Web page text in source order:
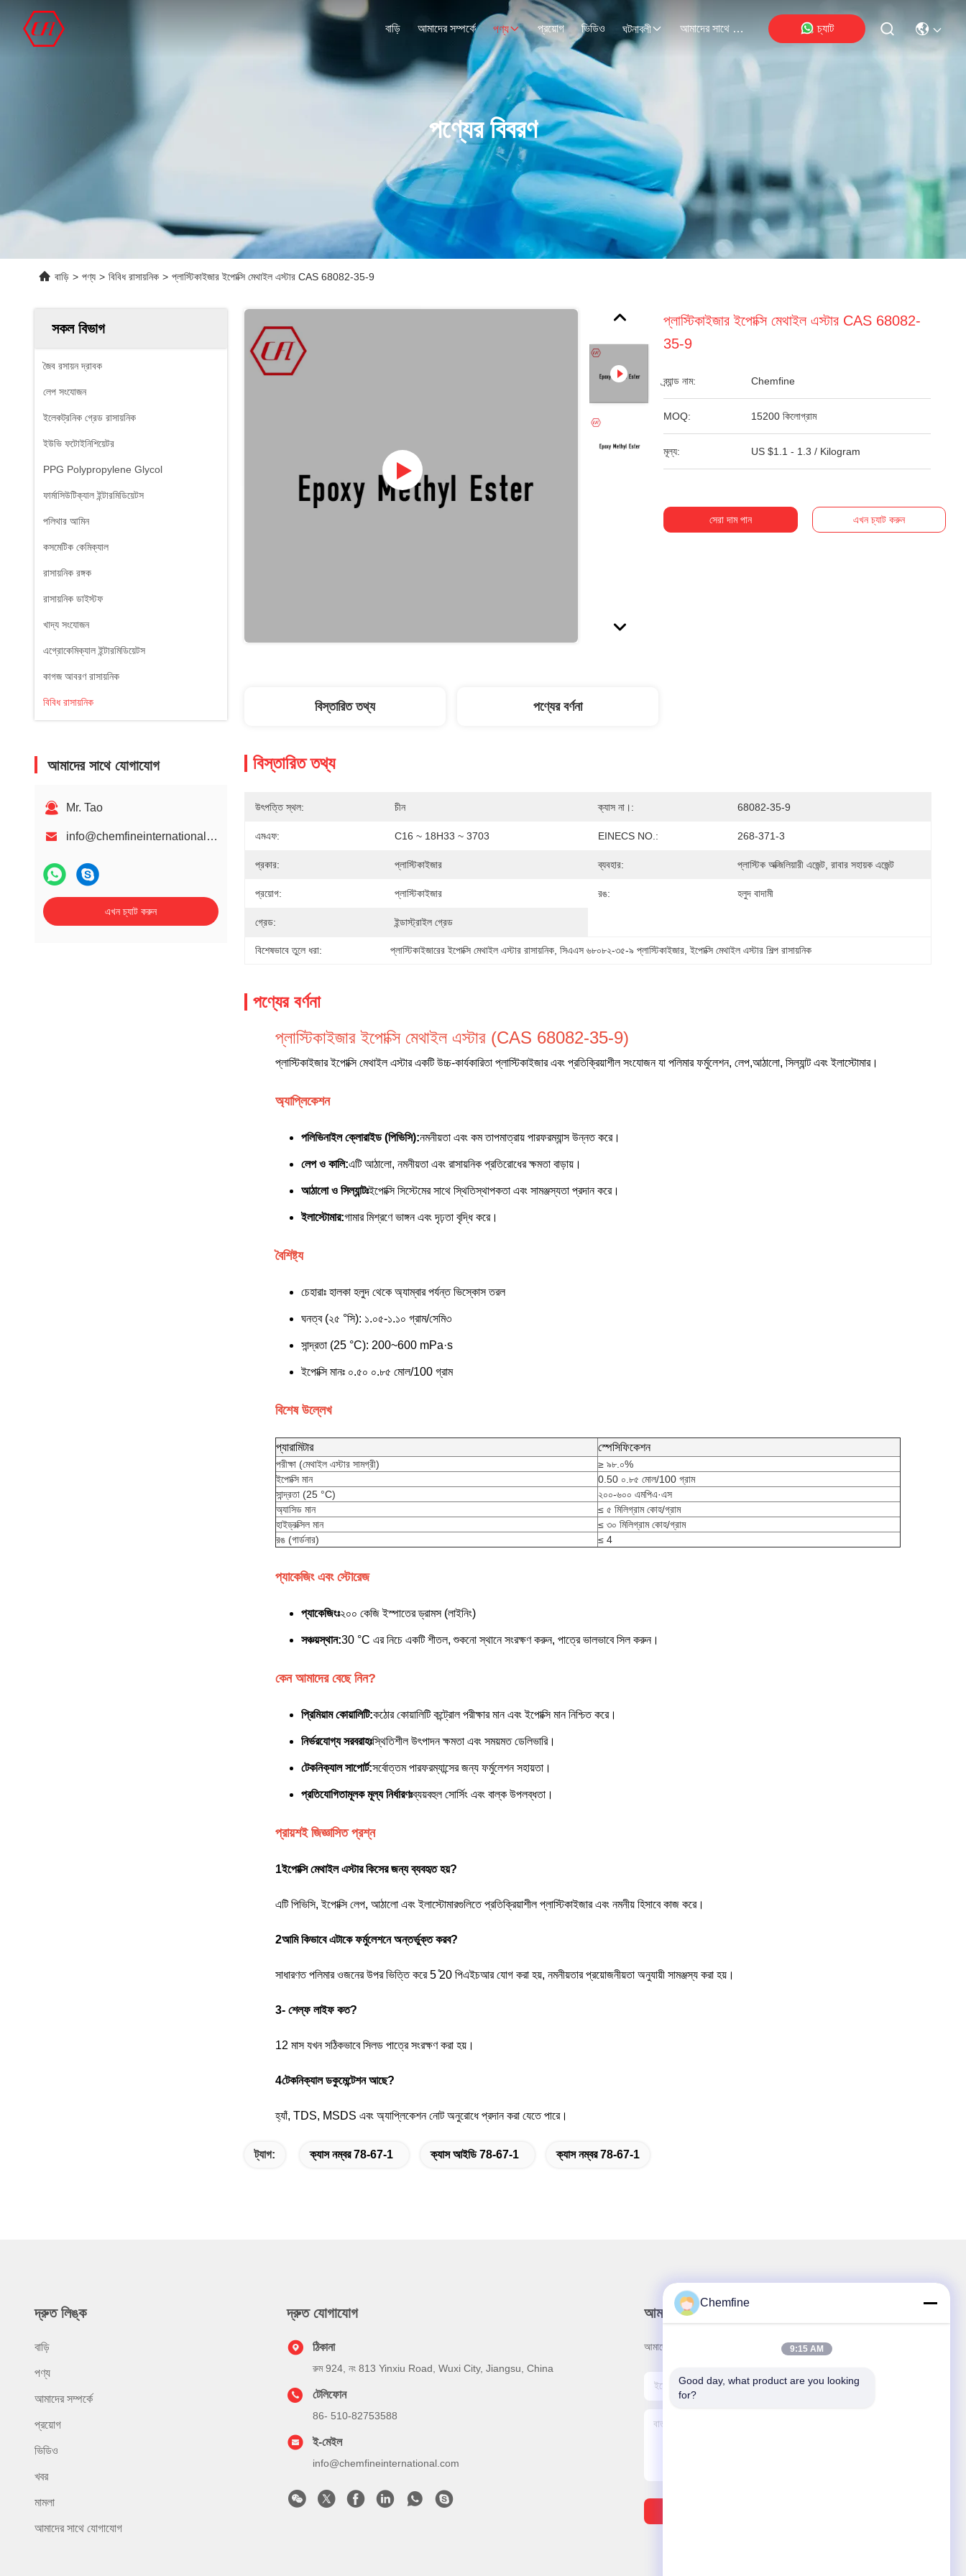
বাড়ি আমাদের সম্পর্কে পণ্য প্রয়োগ ভিডিও ঘটনাবলী আমাদের সাথে যোগাযোগ চ্যাট
পণ্যের বিবরণ
বাড়ি > পণ্য > বিবিধ রাসায়নিক > প্লাস্টিকাইজার ইপোক্সি মেথাইল এস্টার CAS 68082-35-9
সকল বিভাগ
জৈব রসায়ন দ্রাবক
লেপ সংযোজন
ইলেকট্রনিক গ্রেড রাসায়নিক
ইউভি ফটোইনিশিয়েটর
PPG Polypropylene Glycol
ফার্মাসিউটিক্যাল ইন্টারমিডিয়েটস
পলিথার আমিন
কসমেটিক কেমিক্যাল
রাসায়নিক রঙ্গক
রাসায়নিক ডাইস্টফ
খাদ্য সংযোজন
এগ্রোকেমিক্যাল ইন্টারমিডিয়েটস
কাগজ আবরণ রাসায়নিক
বিবিধ রাসায়নিক
আমাদের সাথে যোগাযোগ
Mr. Tao
info@chemfineinternational.com
এখন চ্যাট করুন
প্লাস্টিকাইজার ইপোক্সি মেথাইল এস্টার CAS 68082-
35-9
ব্র্যান্ড নাম: Chemfine
MOQ: 15200 কিলোগ্রাম
মূল্য: US $1.1 - 1.3 / Kilogram
সেরা দাম পান এখন চ্যাট করুন
বিস্তারিত তথ্য পণ্যের বর্ণনা
বিস্তারিত তথ্য
উৎপত্তি স্থল: চীন ক্যাস না।: 68082-35-9
এমএফ: C16 ~ 18H33 ~ 3703 EINECS NO.: 268-371-3
প্রকার: প্লাস্টিকাইজার ব্যবহার: প্লাস্টিক অক্জিলিয়ারী এজেন্ট, রাবার সহায়ক এজেন্ট
প্রয়োগ: প্লাস্টিকাইজার রঙ: হলুদ বাদামী
গ্রেড: ইন্ডাস্ট্রাইল গ্রেড
বিশেষভাবে তুলে ধরা: প্লাস্টিকাইজারের ইপোক্সি মেথাইল এস্টার রাসায়নিক , সিএএস ৬৮০৮২-৩৫-৯ প্লাস্টিকাইজার , ইপোক্সি মেথাইল এস্টার শিল্প রাসায়নিক
পণ্যের বর্ণনা
প্লাস্টিকাইজার ইপোক্সি মেথাইল এস্টার (CAS 68082-35-9)
প্লাস্টিকাইজার ইপোক্সি মেথাইল এস্টার একটি উচ্চ-কার্যকারিতা প্লাস্টিকাইজার এবং প্রতিক্রিয়াশীল সংযোজন যা পলিমার ফর্মুলেশন, লেপ,আঠালো, সিল্যান্ট এবং ইলাস্টোমার।
অ্যাপ্লিকেশন
পলিভিনাইল ক্লোরাইড (পিভিসি):নমনীয়তা এবং কম তাপমাত্রায় পারফরম্যান্স উন্নত করে।
লেপ ও কালি:এটি আঠালো, নমনীয়তা এবং রাসায়নিক প্রতিরোধের ক্ষমতা বাড়ায়।
আঠালো ও সিল্যান্টঃইপোক্সি সিস্টেমের সাথে স্থিতিস্থাপকতা এবং সামঞ্জস্যতা প্রদান করে।
ইলাস্টোমার:গামার মিশ্রণে ভাঙ্গন এবং দৃঢ়তা বৃদ্ধি করে।
বৈশিষ্ট্য
চেহারাঃ হালকা হলুদ থেকে অ্যাম্বার পর্যন্ত ভিস্কোস তরল
ঘনত্ব (২৫ °সি): ১.০৫-১.১০ গ্রাম/সেমি৩
সান্দ্রতা (25 °C): 200~600 mPa·s
ইপোক্সি মানঃ ০.৫০ ০.৮৫ মোল/100 গ্রাম
বিশেষ উল্লেখ
প্যারামিটার স্পেসিফিকেশন
পরীক্ষা (মেথাইল এস্টার সামগ্রী)
≥ ৯৮.০%
ইপোক্সি মান
0.50 ০.৮৫ মোল/100 গ্রাম
সান্দ্রতা (25 °C)
২০০-৬০০ এমপিএ·এস
অ্যাসিড মান
≤ ৫ মিলিগ্রাম কোহ/গ্রাম
হাইড্রক্সিল মান
≤ ৩০ মিলিগ্রাম কোহ/গ্রাম
রঙ (গার্ডনার)
≤ 4
প্যাকেজিং এবং স্টোরেজ
প্যাকেজিংঃ২০০ কেজি ইস্পাতের ড্রামস (লাইনিং)
সঞ্চয়স্থান:30 °C এর নিচে একটি শীতল, শুকনো স্থানে সংরক্ষণ করুন, পাত্রে ভালভাবে সিল করুন।
কেন আমাদের বেছে নিন?
প্রিমিয়াম কোয়ালিটি:কঠোর কোয়ালিটি কন্ট্রোল পরীক্ষার মান এবং ইপোক্সি মান নিশ্চিত করে।
নির্ভরযোগ্য সরবরাহঃস্থিতিশীল উৎপাদন ক্ষমতা এবং সময়মত ডেলিভারি।
টেকনিক্যাল সাপোর্ট:সর্বোত্তম পারফরম্যান্সের জন্য ফর্মুলেশন সহায়তা।
প্রতিযোগিতামূলক মূল্য নির্ধারণঃব্যয়বহুল সোর্সিং এবং বাল্ক উপলব্ধতা।
প্রায়শই জিজ্ঞাসিত প্রশ্ন
1ইপোক্সি মেথাইল এস্টার কিসের জন্য ব্যবহৃত হয়?
এটি পিভিসি, ইপোক্সি লেপ, আঠালো এবং ইলাস্টোমারগুলিতে প্রতিক্রিয়াশীল প্লাস্টিকাইজার এবং নমনীয় হিসাবে কাজ করে।
2আমি কিভাবে এটাকে ফর্মুলেশনে অন্তর্ভুক্ত করব?
সাধারণত পলিমার ওজনের উপর ভিত্তি করে 5 ̊20 পিএইচআর যোগ করা হয়, নমনীয়তার প্রয়োজনীয়তা অনুযায়ী সামঞ্জস্য করা হয়।
3- শেল্ফ লাইফ কত?
12 মাস যখন সঠিকভাবে সিলড পাত্রে সংরক্ষণ করা হয়।
4টেকনিক্যাল ডকুমেন্টেশন আছে?
হ্যাঁ, TDS, MSDS এবং অ্যাপ্লিকেশন নোট অনুরোধে প্রদান করা যেতে পারে।
ট্যাগ: ক্যাস নম্বর 78-67-1 ক্যাস আইডি 78-67-1 ক্যাস নম্বর 78-67-1
দ্রুত লিঙ্ক
বাড়ি
পণ্য
আমাদের সম্পর্কে
প্রয়োগ
ভিডিও
খবর
মামলা
আমাদের সাথে যোগাযোগ
দ্রুত যোগাযোগ
ঠিকানা
রুম 924, নং 813 Yinxiu Road, Wuxi City, Jiangsu, China
টেলিফোন
86- 510-82753588
ই-মেইল
info@chemfineinternational.com
আমাদের নিউজলেটার
আমাদের নিউজলেটারে সাবস্ক্রাইব করুন এবং আরও অনেক কিছু পেতে পারেন।
Chemfine
9:15 AM
Good day, what product are you looking
for?